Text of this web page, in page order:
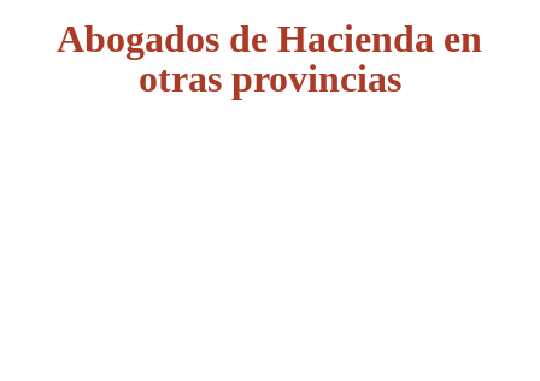
Abogados de Hacienda en
otras provincias